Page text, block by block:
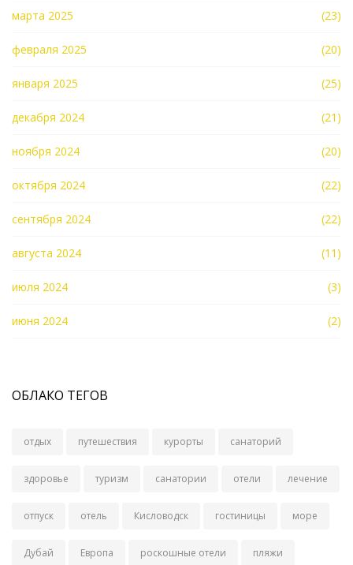
марта 2025 (23)
февраля 2025 (20)
января 2025 (25)
декабря 2024 (21)
ноября 2024 (20)
октября 2024 (22)
сентября 2024 (22)
августа 2024 (11)
июля 2024 (3)
июня 2024 (2)
ОБЛАКО ТЕГОВ
отдых путешествия курорты санаторий
здоровье туризм санатории отели лечение
отпуск отель Кисловодск гостиницы море
Дубай Европа роскошные отели пляжи